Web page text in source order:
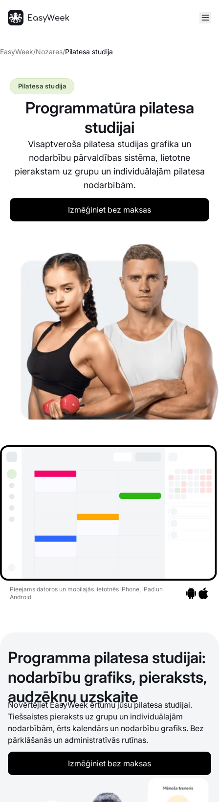
EasyWeek/Nozares/Pilatesa studija
Programmatūra pilatesa
studijai
Visaptveroša pilatesa studijas grafika un
nodarbību pārvaldības sistēma, lietotne
pierakstam uz grupu un individuālajām pilatesa
nodarbībām.
Pilatesa studija
Izmēģiniet bez maksas
Pieejams datoros un mobilajās lietotnēs iPhone, iPad un
Android
Programma pilatesa studijai:
nodarbību grafiks, pieraksts,
audzēkņu uzskaite
Novērtējiet EasyWeek ērtumu jūsu pilatesa studijai.
Tiešsaistes pieraksts uz grupu un individuālajām
nodarbībām, ērts kalendārs un nodarbību grafiks. Bez
pārklāšanās un administratīvās rutīnas.
Izmēģiniet bez maksas